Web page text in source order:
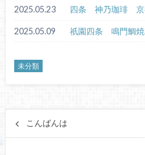
2025.05.23 四条 神乃珈琲 京
2025.05.09 祇園四条 鳴門鯛焼
未分類
こんばんは